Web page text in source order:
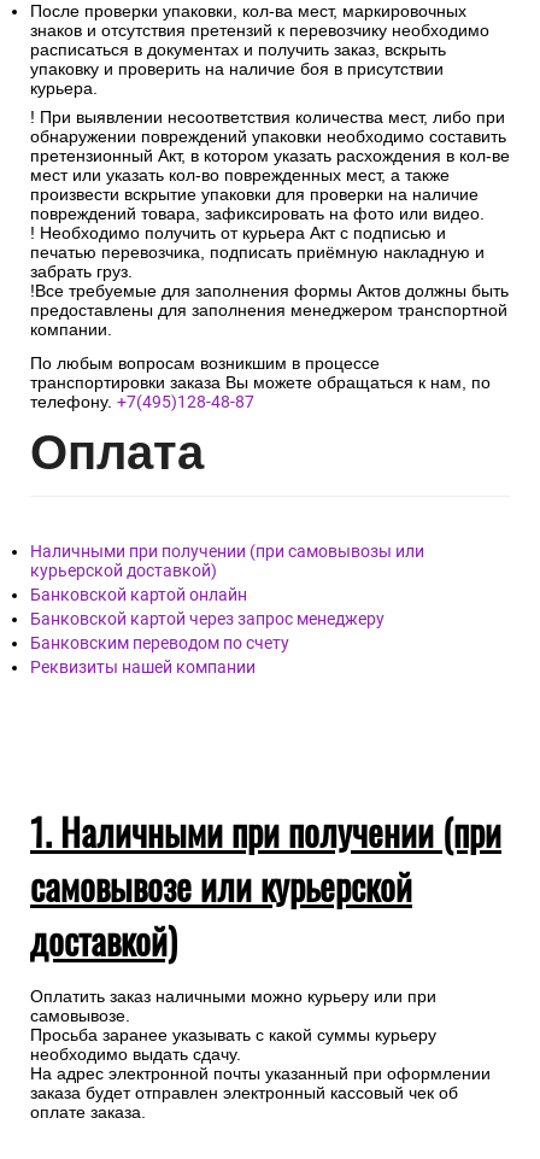
После проверки упаковки, кол-ва мест, маркировочных
знаков и отсутствия претензий к перевозчику необходимо
расписаться в документах и получить заказ, вскрыть
упаковку и проверить на наличие боя в присутствии
курьера.
! При выявлении несоответствия количества мест, либо при
обнаружении повреждений упаковки необходимо составить
претензионный Акт, в котором указать расхождения в кол-ве
мест или указать кол-во поврежденных мест, а также
произвести вскрытие упаковки для проверки на наличие
повреждений товара, зафиксировать на фото или видео.
! Необходимо получить от курьера Акт с подписью и
печатью перевозчика, подписать приёмную накладную и
забрать груз.
!Все требуемые для заполнения формы Актов должны быть
предоставлены для заполнения менеджером транспортной
компании.
По любым вопросам возникшим в процессе
транспортировки заказа Вы можете обращаться к нам, по
телефону. +7(495)128-48-87
Оплата
Наличными при получении (при самовывозы или
курьерской доставкой)
Банковской картой онлайн
Банковской картой через запрос менеджеру
Банковским переводом по счету
Реквизиты нашей компании
1. Наличными при получении (при
самовывозе или курьерской
доставкой)
Оплатить заказ наличными можно курьеру или при
самовывозе.
Просьба заранее указывать с какой суммы курьеру
необходимо выдать сдачу.
На адрес электронной почты указанный при оформлении
заказа будет отправлен электронный кассовый чек об
оплате заказа.